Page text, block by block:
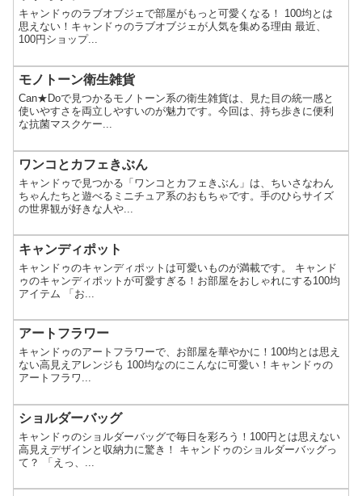
キャンドゥのラブオブジェで部屋がもっと可愛くなる！ 100均とは
思えない！キャンドゥのラブオブジェが人気を集める理由 最近、
100円ショップ...
モノトーン衛生雑貨
Can★Doで見つかるモノトーン系の衛生雑貨は、見た目の統一感と
使いやすさを両立しやすいのが魅力です。今回は、持ち歩きに便利
な抗菌マスクケー...
ワンコとカフェきぶん
キャンドゥで見つかる「ワンコとカフェきぶん」は、ちいさなわん
ちゃんたちと遊べるミニチュア系のおもちゃです。手のひらサイズ
の世界観が好きな人や...
キャンディポット
キャンドゥのキャンディポットは可愛いものが満載です。 キャンド
ゥのキャンディポットが可愛すぎる！お部屋をおしゃれにする100均
アイテム 「お...
アートフラワー
キャンドゥのアートフラワーで、お部屋を華やかに！100均とは思え
ない高見えアレンジも 100均なのにこんなに可愛い！キャンドゥの
アートフラワ...
ショルダーバッグ
キャンドゥのショルダーバッグで毎日を彩ろう！100円とは思えない
高見えデザインと収納力に驚き！ キャンドゥのショルダーバッグっ
て？ 「えっ、...